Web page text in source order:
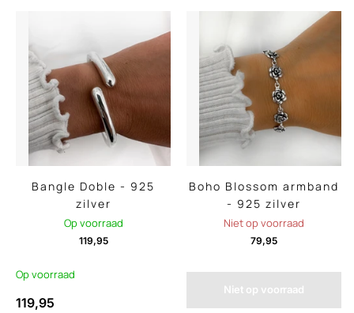
Bangle Doble - 925
zilver
Op voorraad
119,95
Op voorraad
119,95
Boho Blossom armband
- 925 zilver
Niet op voorraad
79,95
Niet op voorraad